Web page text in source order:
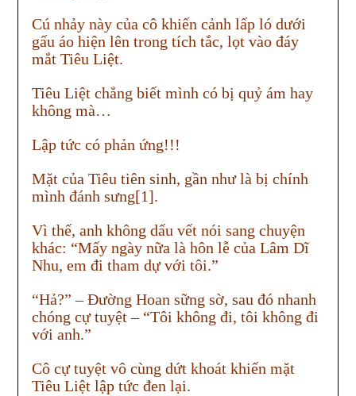
Cú nhảy này của cô khiến cảnh lấp ló dưới
gấu áo hiện lên trong tích tắc, lọt vào đáy
mắt Tiêu Liệt.
Tiêu Liệt chẳng biết mình có bị quỷ ám hay
không mà…
Lập tức có phản ứng!!!
Mặt của Tiêu tiên sinh, gần như là bị chính
mình đánh sưng[1].
Vì thế, anh không dấu vết nói sang chuyện
khác: “Mấy ngày nữa là hôn lễ của Lâm Dĩ
Nhu, em đi tham dự với tôi.”
“Hả?” – Đường Hoan sững sờ, sau đó nhanh
chóng cự tuyệt – “Tôi không đi, tôi không đi
với anh.”
Cô cự tuyệt vô cùng dứt khoát khiến mặt
Tiêu Liệt lập tức đen lại.